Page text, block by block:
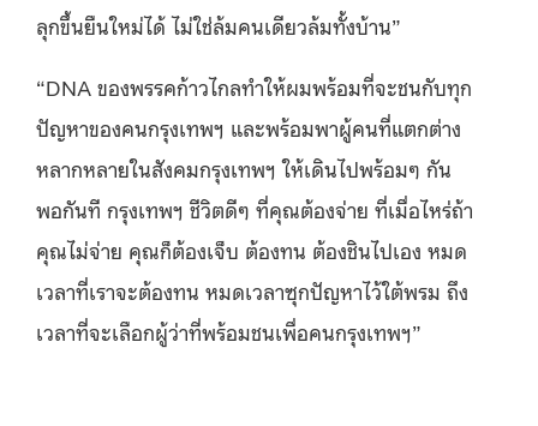
ลุกขึ้นยืนใหม่ได้ ไม่ใช่ล้มคนเดียวล้มทั้งบ้าน”
“DNA ของพรรคก้าวไกลทำให้ผมพร้อมที่จะชนกับทุก
ปัญหาของคนกรุงเทพฯ และพร้อมพาผู้คนที่แตกต่าง
หลากหลายในสังคมกรุงเทพฯ ให้เดินไปพร้อมๆ กัน
พอกันที กรุงเทพฯ ชีวิตดีๆ ที่คุณต้องจ่าย ที่เมื่อไหร่ถ้า
คุณไม่จ่าย คุณก็ต้องเจ็บ ต้องทน ต้องชินไปเอง หมด
เวลาที่เราจะต้องทน หมดเวลาซุกปัญหาไว้ใต้พรม ถึง
เวลาที่จะเลือกผู้ว่าที่พร้อมชนเพื่อคนกรุงเทพฯ”